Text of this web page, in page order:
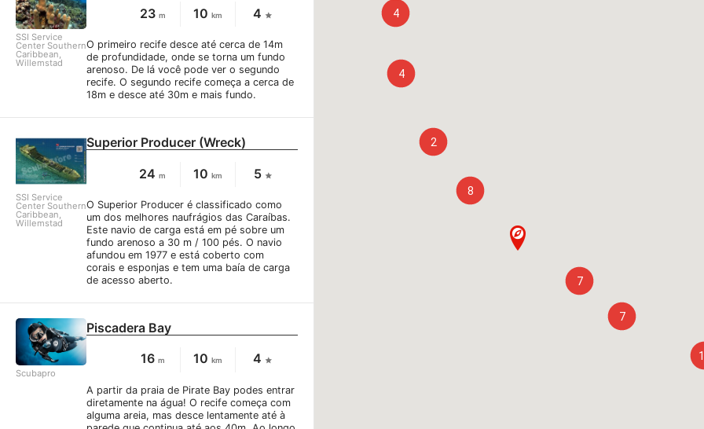
8
4
4
7
2
7
SSI Service
Center Southern
Caribbean,
Willemstad
23 m 10 km 4
O primeiro recife desce até cerca de 14m
de profundidade, onde se torna um fundo
arenoso. De lá você pode ver o segundo
recife. O segundo recife começa a cerca de
18m e desce até 30m e mais fundo.
SSI Service
Center Southern
Caribbean,
Willemstad
24 m 10 km 5
Superior Producer (Wreck)
O Superior Producer é classificado como
um dos melhores naufrágios das Caraíbas.
Este navio de carga está em pé sobre um
fundo arenoso a 30 m / 100 pés. O navio
afundou em 1977 e está coberto com
corais e esponjas e tem uma baía de carga
de acesso aberto.
Scubapro
16 m 10 km 4
Piscadera Bay
A partir da praia de Pirate Bay podes entrar
diretamente na água! O recife começa com
alguma areia, mas desce lentamente até à